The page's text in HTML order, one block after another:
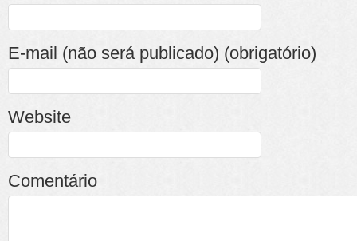
E-mail (não será publicado) (obrigatório)
Website
Comentário